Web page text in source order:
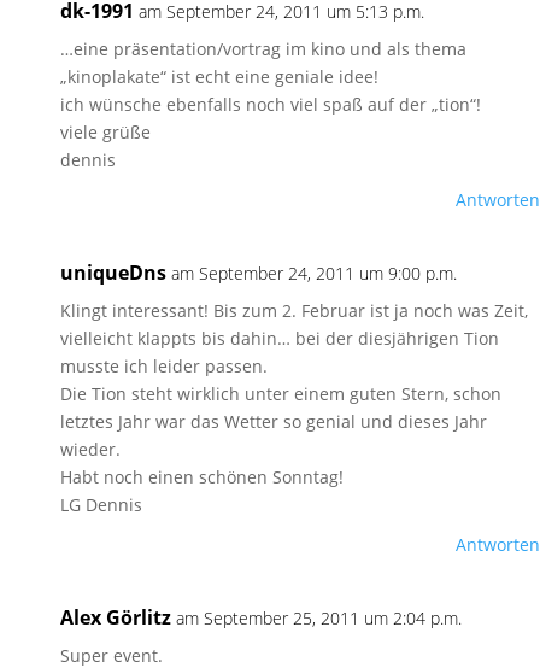
dk-1991 am September 24, 2011 um 5:13 p.m.
…eine präsentation/vortrag im kino und als thema
„kinoplakate“ ist echt eine geniale idee!
ich wünsche ebenfalls noch viel spaß auf der „tion“!
viele grüße
dennis
Antworten
uniqueDns am September 24, 2011 um 9:00 p.m.
Klingt interessant! Bis zum 2. Februar ist ja noch was Zeit,
vielleicht klappts bis dahin… bei der diesjährigen Tion
musste ich leider passen.
Die Tion steht wirklich unter einem guten Stern, schon
letztes Jahr war das Wetter so genial und dieses Jahr
wieder.
Habt noch einen schönen Sonntag!
LG Dennis
Antworten
Alex Görlitz am September 25, 2011 um 2:04 p.m.
Super event.